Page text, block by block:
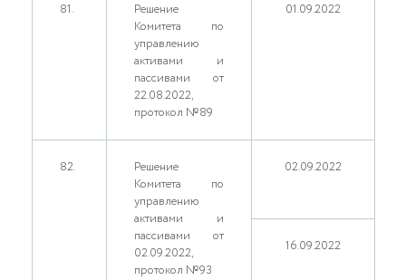
81.
Решение
Комитета по
управлению
активами и
пассивами от
22.08.2022,
протокол №89
01.09.2022
82.
Решение
Комитета по
управлению
активами и
пассивами от
02.09.2022,
протокол №93
02.09.2022
16.09.2022